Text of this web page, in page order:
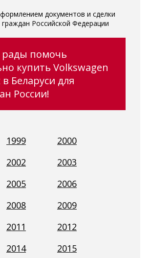
документов и сделки
Российской Федерации
рады помочь
купить Volkswagen
в Беларуси для
России!
1999
2000
2002
2003
2005
2006
2008
2009
2011
2012
2014
2015